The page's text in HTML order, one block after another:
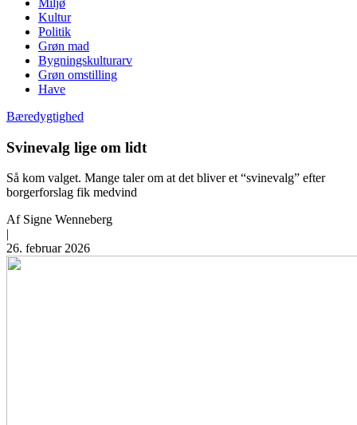
Miljø
Kultur
Politik
Grøn mad
Bygningskulturarv
Grøn omstilling
Have
Bæredygtighed
Svinevalg lige om lidt
Så kom valget. Mange taler om at det bliver et “svinevalg” efter
borgerforslag fik medvind
Af Signe Wenneberg
|
26. februar 2026